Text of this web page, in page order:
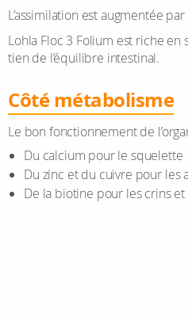
L’as­si­mi­la­tion est aug­men­tée
Lohla Floc 3 Folium est riche
tien de l’équi­libre intes­ti­nal.
Côté méta­bo­lisme
Le bon fonc­tion­ne­ment de
Du cal­cium pour le sque­lette
Du zinc et du cuivre pour les
De la bio­tine pour les crins et